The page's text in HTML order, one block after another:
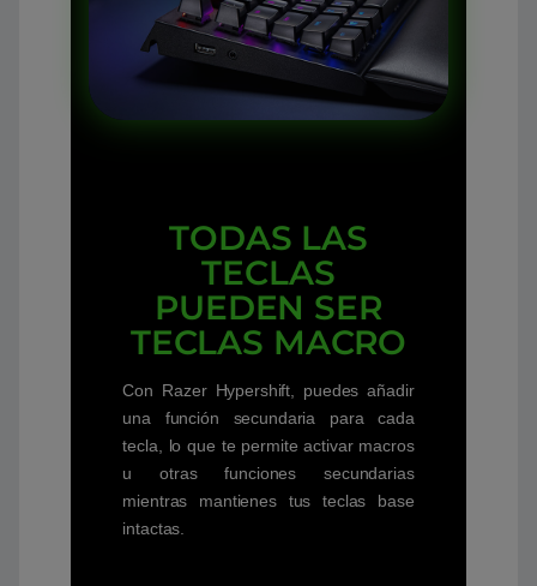
TODAS LAS
TECLAS
PUEDEN SER
TECLAS MACRO
Con Razer Hypershift, puedes añadir
una función secundaria para cada
tecla, lo que te permite activar macros
u otras funciones secundarias
mientras mantienes tus teclas base
intactas.